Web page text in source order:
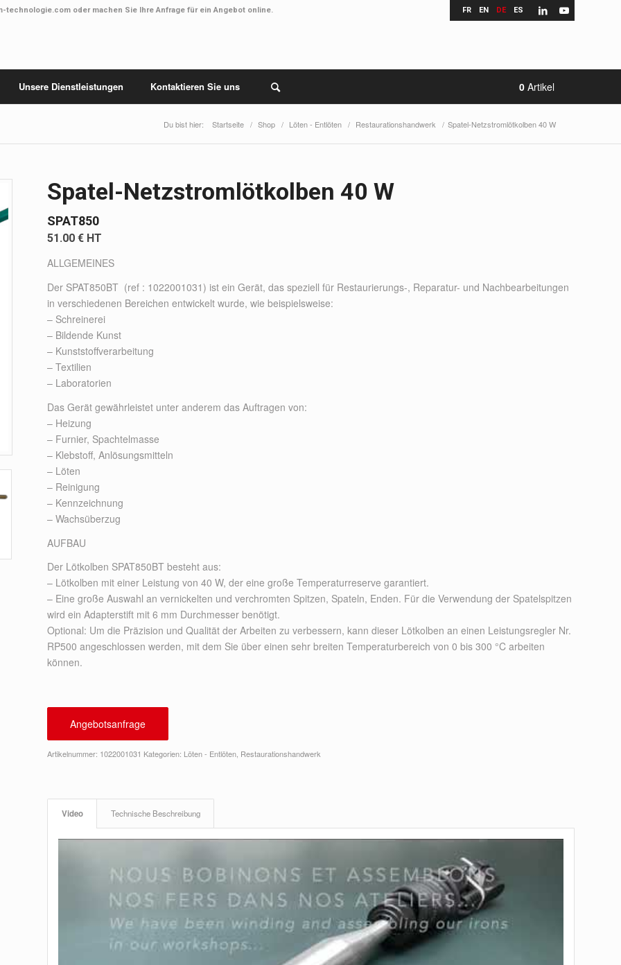
FR EN DE ES
technologie.com oder machen Sie Ihre Anfrage für ein Angebot online.
Unsere Dienstleistungen Kontaktieren Sie uns 0 Artikel
Du bist hier: Startseite / Shop / Löten - Entlöten / Restaurationshandwerk / Spatel-Netzstromlötkolben 40 W
Spatel-Netzstromlötkolben 40 W
SPAT850
51.00 € HT
ALLGEMEINES
Der SPAT850BT (ref : 1022001031) ist ein Gerät, das speziell für Restaurierungs-, Reparatur- und Nachbearbeitungen
in verschiedenen Bereichen entwickelt wurde, wie beispielsweise:
– Schreinerei
– Bildende Kunst
– Kunststoffverarbeitung
– Textilien
– Laboratorien
Das Gerät gewährleistet unter anderem das Auftragen von:
– Heizung
– Furnier, Spachtelmasse
– Klebstoff, Anlösungsmitteln
– Löten
– Reinigung
– Kennzeichnung
– Wachsüberzug
AUFBAU
Der Lötkolben SPAT850BT besteht aus:
– Lötkolben mit einer Leistung von 40 W, der eine große Temperaturreserve garantiert.
– Eine große Auswahl an vernickelten und verchromten Spitzen, Spateln, Enden. Für die Verwendung der Spatelspitzen
wird ein Adapterstift mit 6 mm Durchmesser benötigt.
Optional: Um die Präzision und Qualität der Arbeiten zu verbessern, kann dieser Lötkolben an einen Leistungsregler Nr.
RP500 angeschlossen werden, mit dem Sie über einen sehr breiten Temperaturbereich von 0 bis 300 °C arbeiten
können.
Angebotsanfrage
Artikelnummer: 1022001031 Kategorien: Löten - Entlöten, Restaurationshandwerk
Video Technische Beschreibung